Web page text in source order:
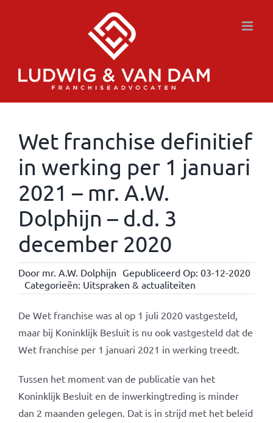
Wet franchise definitief
in werking per 1 januari
2021 – mr. A.W.
Dolphijn – d.d. 3
december 2020
Door mr. A.W. Dolphijn Gepubliceerd Op: 03-12-2020
Categorieën: Uitspraken & actualiteiten
De Wet franchise was al op 1 juli 2020 vastgesteld,
maar bij Koninklijk Besluit is nu ook vastgesteld dat de
Wet franchise per 1 januari 2021 in werking treedt.
Tussen het moment van de publicatie van het
Koninklijk Besluit en de inwerkingtreding is minder
dan 2 maanden gelegen. Dat is in strijd met het beleid